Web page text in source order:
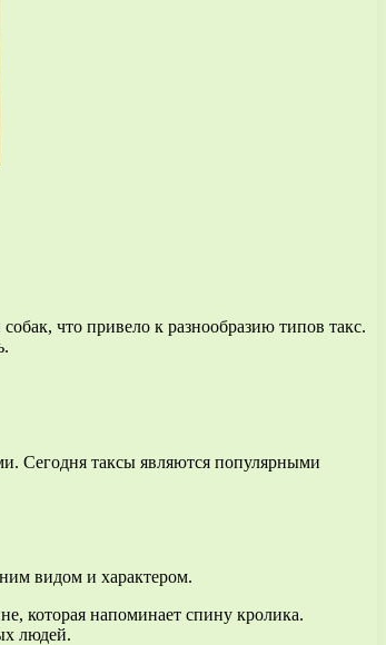
что привело к разнообразию типов такс.
Сегодня таксы являются популярными
видом и характером.
которая напоминает спину кролика.
людей.